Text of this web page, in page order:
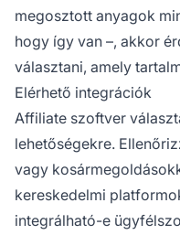
megosztott anyagok
hogy így van –, akkor
választani, amely
Elérhető integrációk
Affiliate szoftver
lehetőségekre.
vagy
kereskedelmi
integrálható-e